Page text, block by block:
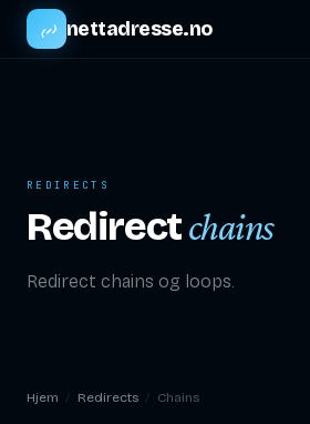
nettadresse.no
REDIRECTS
Redirectchains
Redirect chains og loops.
Hjem Redirects Chains